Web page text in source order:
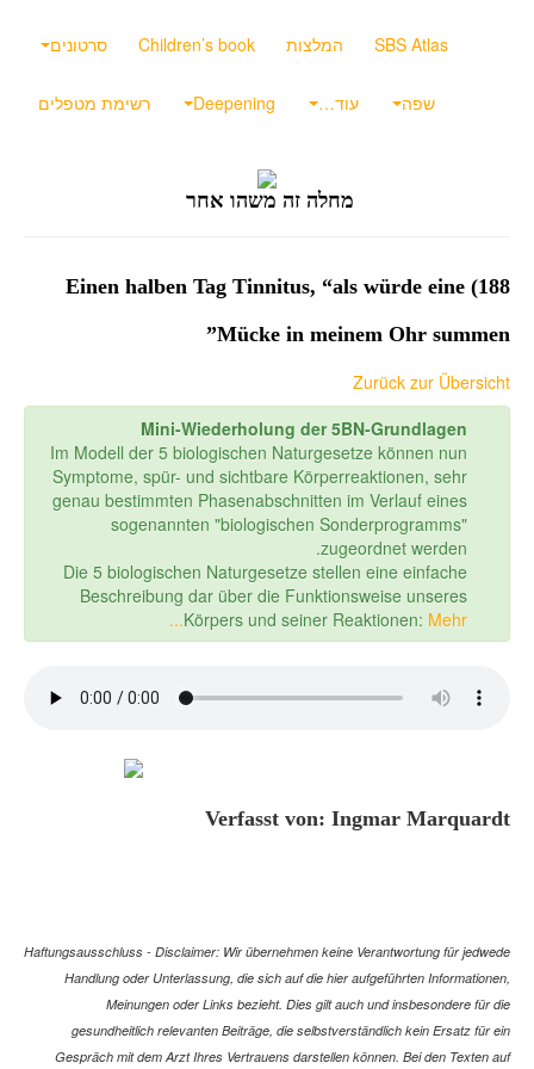
סרטונים Children’s book המלצות SBS Atlas
רשימת מטפלים Deepening עוד… שפה
מחלה זה משהו אחר
188) Einen halben Tag Tinnitus, “als würde eine
Mücke in meinem Ohr summen”
Zurück zur Übersicht
Mini-Wiederholung der 5BN-Grundlagen
Im Modell der 5 biologischen Naturgesetze können nun
Symptome, spür- und sichtbare Körperreaktionen, sehr
genau bestimmten Phasenabschnitten im Verlauf eines
sogenannten "biologischen Sonderprogramms"
zugeordnet werden.
Die 5 biologischen Naturgesetze stellen eine einfache
Beschreibung dar über die Funktionsweise unseres
Körpers und seiner Reaktionen: Mehr...
Verfasst von: Ingmar Marquardt
Haftungsausschluss - Disclaimer: Wir übernehmen keine Verantwortung für jedwede
Handlung oder Unterlassung, die sich auf die hier aufgeführten Informationen,
Meinungen oder Links bezieht. Dies gilt auch und insbesondere für die
gesundheitlich relevanten Beiträge, die selbstverständlich kein Ersatz für ein
Gespräch mit dem Arzt Ihres Vertrauens darstellen können. Bei den Texten auf